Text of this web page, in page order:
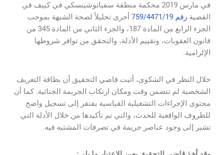
في مارس 2019 محكمة منطقة سفياتوشينسكي في كييف في
القضية رقم 759/4471/19
أجرى تحليلاً لصحة الشبهة بموجب
الجزء الرابع من المادة 187، والجزء الثاني من المادة 345 من
قانون العقوبات، وتقييم الأدلة، والتحقق من توافر شروطها
الإلزامية.
خلال النظر في الشكوى، أثبت قاضي التحقيق أن بطاقة التعريف
الشخصية لم تتضمن وقت ومكان ارتكاب الجريمة الجنائية. كما أن
محتوى الإجراءات التشغيلية القياسية يفتقر إلى تسجيل واضح
للظروف الواقعية للحدث، والتي تم تأكيدها من خلال الأدلة التي
تشير إلى وجود عناصر جريمة في تصرفات المشتبه فيه.